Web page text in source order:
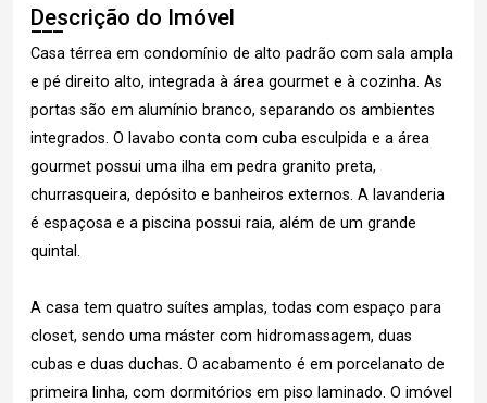
Descrição do Imóvel
Casa térrea em condomínio de alto padrão com sala ampla
e pé direito alto, integrada à área gourmet e à cozinha. As
portas são em alumínio branco, separando os ambientes
integrados. O lavabo conta com cuba esculpida e a área
gourmet possui uma ilha em pedra granito preta,
churrasqueira, depósito e banheiros externos. A lavanderia
é espaçosa e a piscina possui raia, além de um grande
quintal.
A casa tem quatro suítes amplas, todas com espaço para
closet, sendo uma máster com hidromassagem, duas
cubas e duas duchas. O acabamento é em porcelanato de
primeira linha, com dormitórios em piso laminado. O imóvel